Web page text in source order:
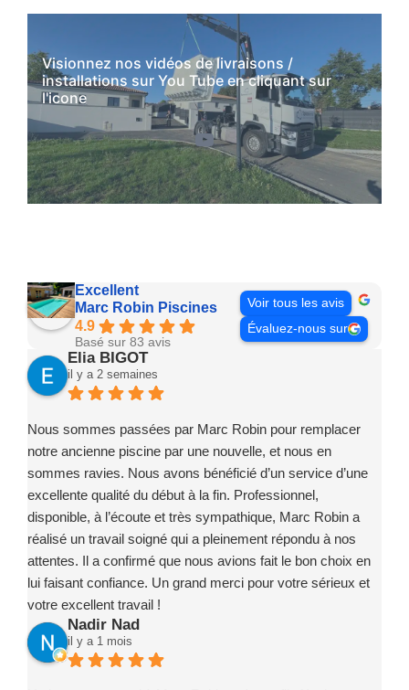
Visionnez nos vidéos de livraisons /
installations sur You Tube en cliquant sur
l'icone
YouTube
Excellent
Marc Robin Piscines
4.9
Basé sur 83 avis
Voir tous les avis
Évaluez-nous sur
Elia BIGOT
il y a 2 semaines
Nous sommes passées par Marc Robin pour remplacer
notre ancienne piscine par une nouvelle, et nous en
sommes ravies. Nous avons bénéficié d’un service d’une
excellente qualité du début à la fin. Professionnel,
disponible, à l’écoute et très sympathique, Marc Robin a
réalisé un travail soigné qui a pleinement répondu à nos
attentes. Il a confirmé que nous avions fait le bon choix en
lui faisant confiance. Un grand merci pour votre sérieux et
votre excellent travail !
Nadir Nad
il y a 1 mois